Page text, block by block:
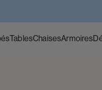
TablesChaisesArmoires